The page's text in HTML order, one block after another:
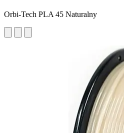
Orbi-Tech PLA 45 Naturalny